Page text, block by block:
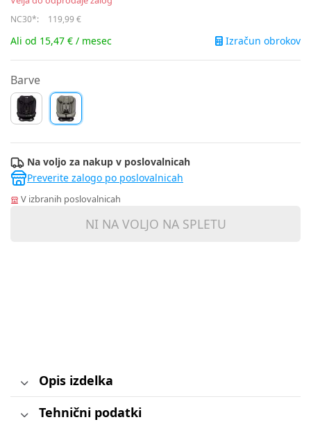
NC30*: 119,99 €
Ali od 15,47 € / mesec Izračun obrokov
Barve
Na voljo za nakup v poslovalnicah
Preverite zalogo po poslovalnicah
V izbranih poslovalnicah
NI NA VOLJO NA SPLETU
Opis izdelka
Tehnični podatki